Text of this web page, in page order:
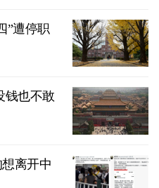
”遭停职
钱也不敢
离开中